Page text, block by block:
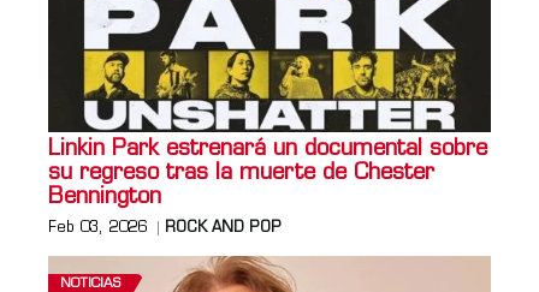
Linkin Park estrenará un documental sobre
su regreso tras la muerte de Chester
Bennington
Feb 03, 2026 ROCK AND POP
NOTICIAS